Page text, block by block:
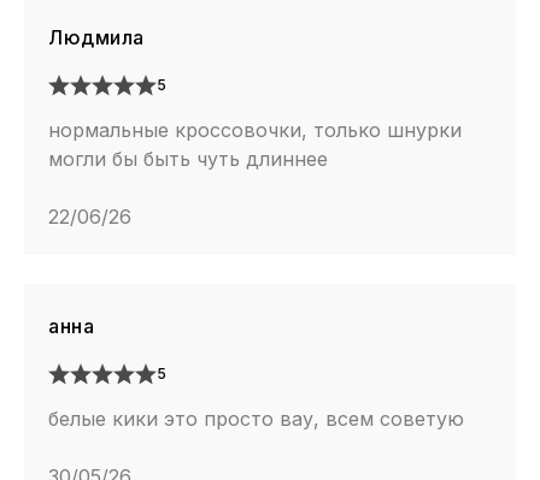
Людмила
5
нормальные кроссовочки, только шнурки
могли бы быть чуть длиннее
22/06/26
анна
5
белые кики это просто вау, всем советую